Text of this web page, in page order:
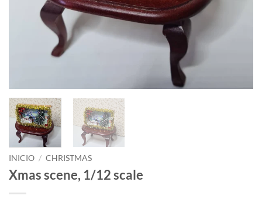
INICIO / CHRISTMAS
Xmas scene, 1/12 scale